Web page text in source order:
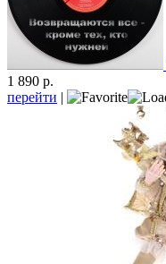
1 890 р.
перейти |